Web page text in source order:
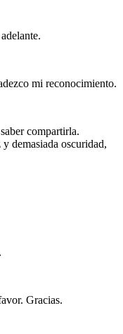
mi reconocimiento.
compartirla.
demasiada oscuridad,
Gracias.